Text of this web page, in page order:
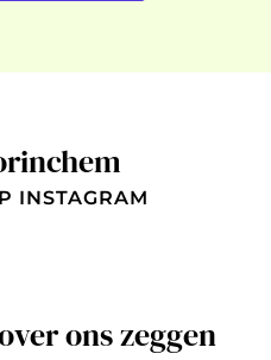
INSTAGRAM
ons zeggen